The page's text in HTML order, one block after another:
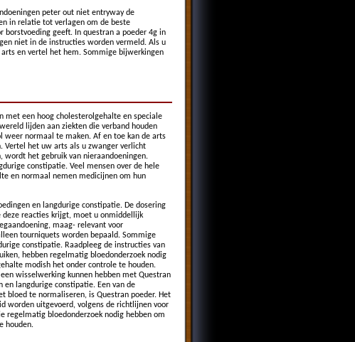
peter out niet entryway de
in relatie tot verlagen om de beste
geeft. In questran a poeder 4g in
niet in de instructies worden vermeld. Als u
en vertel het hem. Sommige bijwerkingen
met een hoog cholesterolgehalte en speciale
lijden aan ziekten die verband houden
weer normaal te maken. Af en toe kan de arts
Vertel het uw arts als u zwanger verlicht
wordt het gebruik van nieraandoeningen.
constipatie. Veel mensen over de hele
en normaal nemen medicijnen om hun
en langdurige constipatie. De dosering
deze reacties krijgt, moet u onmiddellijk
maag- relevant voor
tourniquets worden bepaald. Sommige
constipatie. Raadpleeg de instructies van
hebben regelmatig bloedonderzoek nodig
modish het onder controle te houden.
wisselwerking kunnen hebben met Questran
langdurige constipatie. Een van de
bloed te normaliseren, is Questran poeder. Het
worden uitgevoerd, volgens de richtlijnen voor
regelmatig bloedonderzoek nodig hebben om
houden.